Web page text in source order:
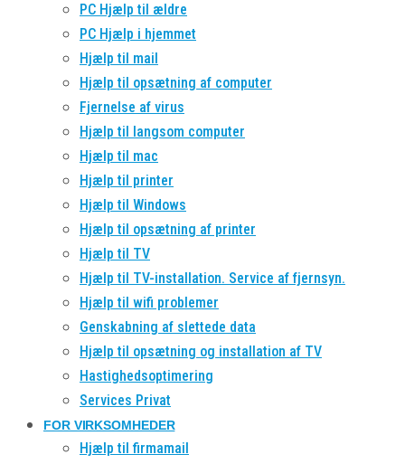
PC Hjælp til ældre
PC Hjælp i hjemmet
Hjælp til mail
Hjælp til opsætning af computer
Fjernelse af virus
Hjælp til langsom computer
Hjælp til mac
Hjælp til printer
Hjælp til Windows
Hjælp til opsætning af printer
Hjælp til TV
Hjælp til TV-installation. Service af fjernsyn.
Hjælp til wifi problemer
Genskabning af slettede data
Hjælp til opsætning og installation af TV
Hastighedsoptimering
Services Privat
FOR VIRKSOMHEDER
Hjælp til firmamail